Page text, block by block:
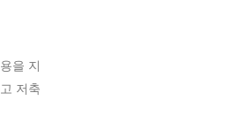
을 지
저축